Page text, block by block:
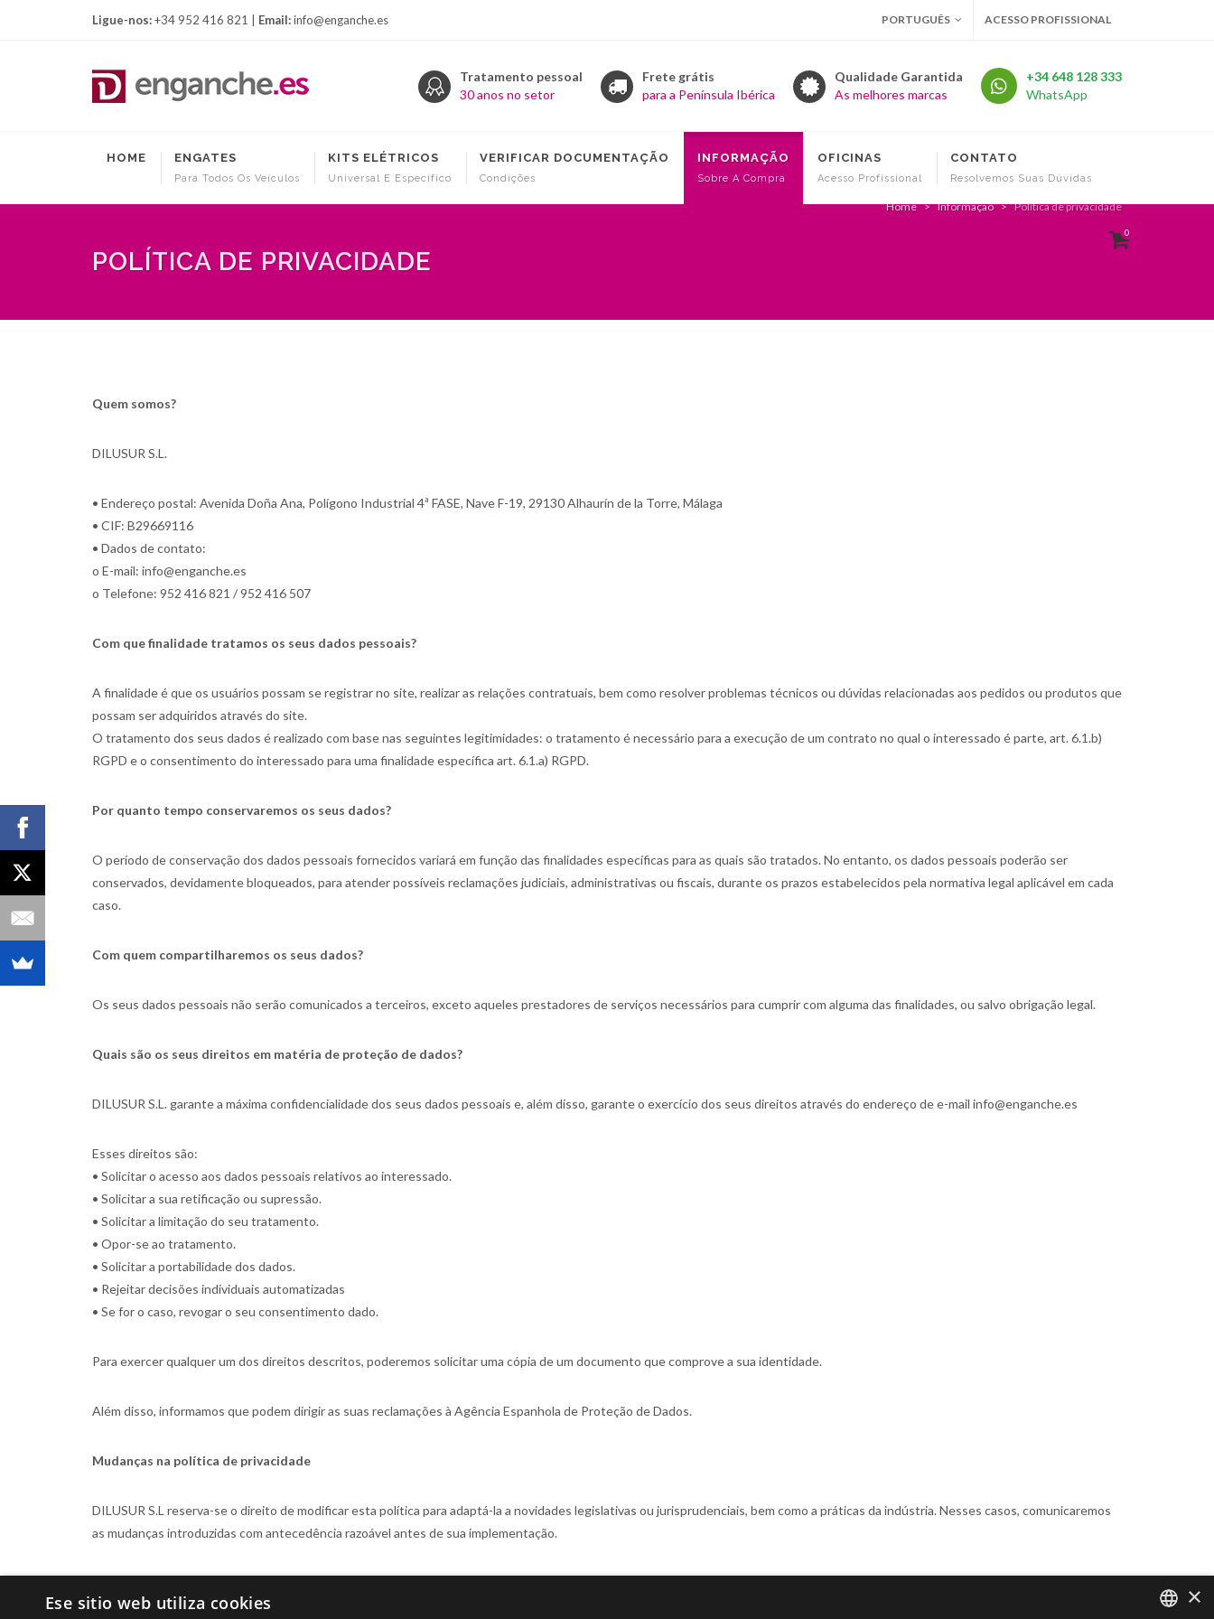
Ligue-nos:+34 952 416 821 | Email:info@enganche.es PORTUGUÊS ACESSO PROFISSIONAL
Tratamento pessoal
30 anos no setor
Frete grátis
para a Península Ibérica
Qualidade Garantida
As melhores marcas
+34 648 128 333
WhatsApp
HOME ENGATES
Para Todos Os Veículos
KITS ELÉTRICOS
Universal E Específico
VERIFICAR DOCUMENTAÇÃO
Condições
INFORMAÇÃO
Sobre A Compra
OFICINAS
Acesso Profissional
CONTATO
Resolvemos Suas Dúvidas
0
POLÍTICA DE PRIVACIDADE
Home Informação Política de privacidade
Quem somos?
DILUSUR S.L.
• Endereço postal: Avenida Doña Ana, Polígono Industrial 4ª FASE, Nave F-19, 29130 Alhaurín de la Torre, Málaga
• CIF: B29669116
• Dados de contato:
o E-mail: info@enganche.es
o Telefone: 952 416 821 / 952 416 507
Com que finalidade tratamos os seus dados pessoais?
A finalidade é que os usuários possam se registrar no site, realizar as relações contratuais, bem como resolver problemas técnicos ou dúvidas relacionadas aos pedidos ou produtos que
possam ser adquiridos através do site.
O tratamento dos seus dados é realizado com base nas seguintes legitimidades: o tratamento é necessário para a execução de um contrato no qual o interessado é parte, art. 6.1.b)
RGPD e o consentimento do interessado para uma finalidade específica art. 6.1.a) RGPD.
Por quanto tempo conservaremos os seus dados?
O período de conservação dos dados pessoais fornecidos variará em função das finalidades específicas para as quais são tratados. No entanto, os dados pessoais poderão ser
conservados, devidamente bloqueados, para atender possíveis reclamações judiciais, administrativas ou fiscais, durante os prazos estabelecidos pela normativa legal aplicável em cada
caso.
Com quem compartilharemos os seus dados?
Os seus dados pessoais não serão comunicados a terceiros, exceto aqueles prestadores de serviços necessários para cumprir com alguma das finalidades, ou salvo obrigação legal.
Quais são os seus direitos em matéria de proteção de dados?
DILUSUR S.L. garante a máxima confidencialidade dos seus dados pessoais e, além disso, garante o exercício dos seus direitos através do endereço de e-mail info@enganche.es
Esses direitos são:
• Solicitar o acesso aos dados pessoais relativos ao interessado.
• Solicitar a sua retificação ou supressão.
• Solicitar a limitação do seu tratamento.
• Opor-se ao tratamento.
• Solicitar a portabilidade dos dados.
• Rejeitar decisões individuais automatizadas
• Se for o caso, revogar o seu consentimento dado.
Para exercer qualquer um dos direitos descritos, poderemos solicitar uma cópia de um documento que comprove a sua identidade.
Além disso, informamos que podem dirigir as suas reclamações à Agência Espanhola de Proteção de Dados.
Mudanças na política de privacidade
DILUSUR S.L reserva-se o direito de modificar esta política para adaptá-la a novidades legislativas ou jurisprudenciais, bem como a práticas da indústria. Nesses casos, comunicaremos
as mudanças introduzidas com antecedência razoável antes de sua implementação.
×
Ese sitio web utiliza cookies